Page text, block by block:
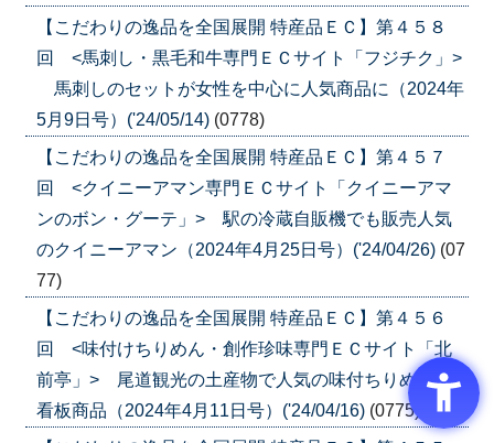
【こだわりの逸品を全国展開 特産品ＥＣ】第４５８
回 <馬刺し・黒毛和牛専門ＥＣサイト「フジチク」>
馬刺しのセットが女性を中心に人気商品に（2024年
5月9日号）('24/05/14) (0778)
【こだわりの逸品を全国展開 特産品ＥＣ】第４５７
回 <クイニーアマン専門ＥＣサイト「クイニーアマ
ンのボン・グーテ」> 駅の冷蔵自販機でも販売人気
のクイニーアマン（2024年4月25日号）('24/04/26) (07
77)
【こだわりの逸品を全国展開 特産品ＥＣ】第４５６
回 <味付けちりめん・創作珍味専門ＥＣサイト「北
前亭」> 尾道観光の土産物で人気の味付ちりめんが
看板商品（2024年4月11日号）('24/04/16) (0775)